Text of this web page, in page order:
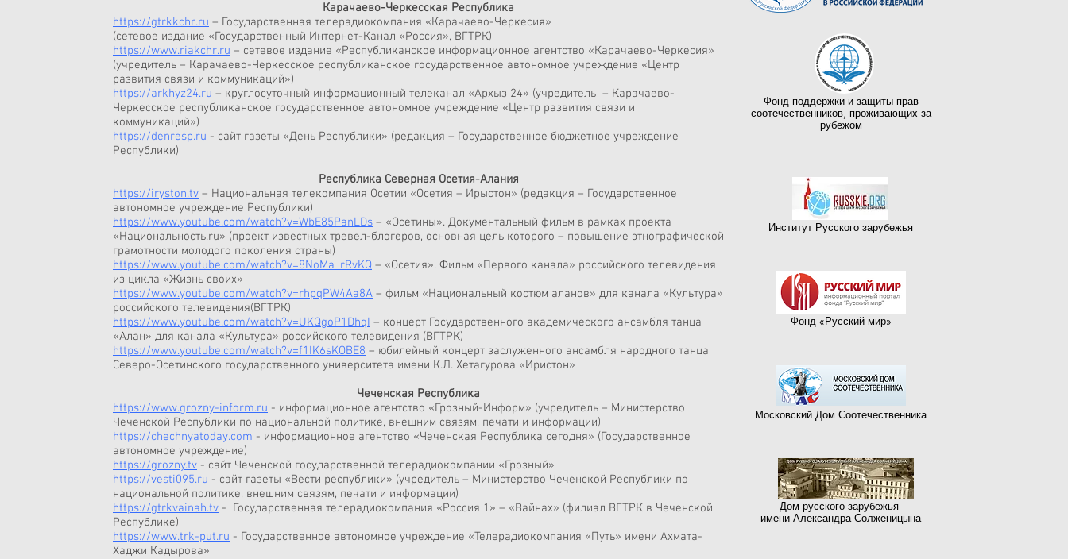
Карачаево-Черкесская Республика
https://gtrkkchr.ru – Государственная телерадиокомпания «Карачаево-Черкесия»
(сетевое издание «Государственный Интернет-Канал «Россия», ВГТРК)
https://www.riakchr.ru – сетевое издание «Республиканское информационное агентство «Карачаево-Черкесия»
(учредитель –­ Карачаево-Черкесское республиканское государственное автономное учреждение «Центр
развития связи и коммуникаций»)
https://arkhyz24.ru –­ круглосуточный информационный телеканал «Архыз 24» (учредитель ­ – Карачаево-
Черкесское республиканское государственное автономное учреждение «Центр развития связи и
коммуникаций»)
https://denresp.ru - сайт газеты «День Республики» (редакция ­– Государственное бюджетное учреждение
Республики)
Республика Северная Осетия-Алания
https://iryston.tv – Национальная телекомпания Осетии «Осетия – Ирыстон» (редакция ­– Государственное
автономное учреждение Республики)
https://www.youtube.com/watch?v=WbE85PanLDs – «Осетины». Документальный фильм в рамках проекта
«Национальность.ru» (проект известных тревел-блогеров, основная цель которого – повышение этнографической
грамотности молодого поколения страны)
https://www.youtube.com/watch?v=8NoMa_rRvKQ – «Осетия». Фильм «Первого канала» российского телевидения
из цикла «Жизнь своих»
https://www.youtube.com/watch?v=rhpqPW4Aa8A – фильм «Национальный костюм аланов» для канала «Культура»
российского телевидения(ВГТРК)
https://www.youtube.com/watch?v=UKQgoP1DhqI – концерт Государственного академического ансамбля танца
«Алан» для канала «Культура» российского телевидения (ВГТРК)
https://www.youtube.com/watch?v=f1IK6sKOBE8 – юбилейный концерт заслуженного ансамбля народного танца
Северо-Осетинского государственного университета имени К.Л. Хетагурова «Иристон»
Чеченская Республика
https://www.grozny-inform.ru - информационное агентство «Грозный-Информ» (учредитель –­ Министерство
Чеченской Республики по национальной политике, внешним связям, печати и информации)
https://chechnyatoday.com - информационное агентство «Чеченская Республика сегодня» (Государственное
автономное учреждение)
https://grozny.tv - сайт Чеченской государственной телерадиокомпании «Грозный»
https://vesti095.ru - сайт газеты «Вести республики» (учредитель ­– Министерство Чеченской Республики по
национальной политике, внешним связям, печати и информации)
https://gtrkvainah.tv - Государственная телерадиокомпания «Россия 1» ­– «Вайнах» (филиал ВГТРК в Чеченской
Республике)
https://www.trk-put.ru - Государственное автономное учреждение «Телерадиокомпания «Путь» имени Ахмата-
Хаджи Кадырова»
Фонд поддержки и защиты прав
соотечественников, проживающих за
рубежом
Институт Русского зарубежья
Фонд «Русский мир»
Московский Дом Соотечественника
Дом русского зарубежья
имени Александра Солженицына